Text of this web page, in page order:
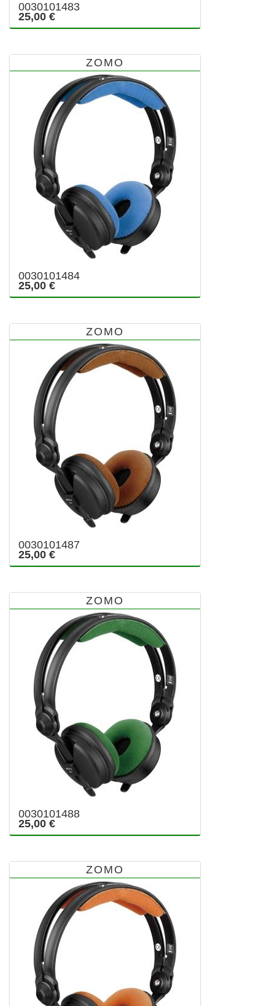
0030101483
25,00 €
ZOMO
0030101484
25,00 €
ZOMO
0030101487
25,00 €
ZOMO
0030101488
25,00 €
ZOMO